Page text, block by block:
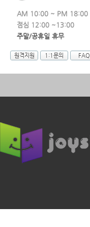
AM 10:00 ~ PM 18:00
점심 12:00 ~13:00
주말/공휴일 휴무
원격지원 1:1문의 FAQ